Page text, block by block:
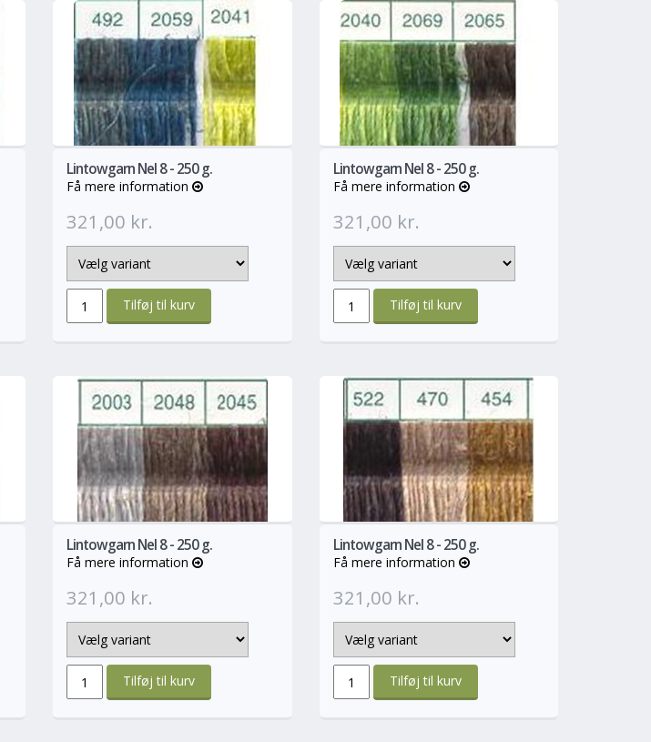
Mere
Lintowgarn Nel 8 - 250 g.
Få mere information
321,00 kr.
Mere
info
Lintowgarn Nel 8 - 250 g.
Få mere information
321,00 kr.
Mere
Lintowgarn Nel 8 - 250 g.
Få mere information
321,00 kr.
Mere
info
Lintowgarn Nel 8 - 250 g.
Få mere information
321,00 kr.